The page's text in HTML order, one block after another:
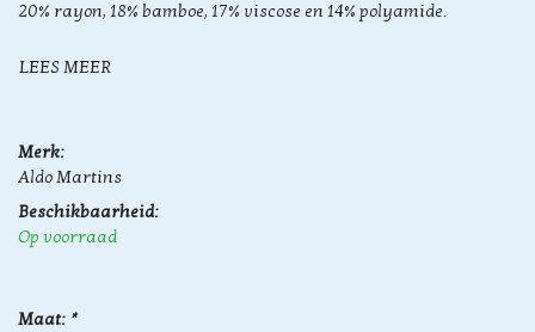
20% rayon, 18% bamboe, 17% viscose en 14% polyamide.
LEES MEER
Merk:
Aldo Martins
Beschikbaarheid:
Op voorraad
Maat: *